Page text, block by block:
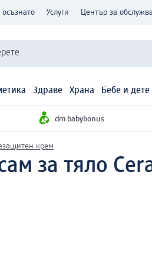
Услуги Център за
Здраве Храна Бебе и дете
dm babybonus
крем
за тяло